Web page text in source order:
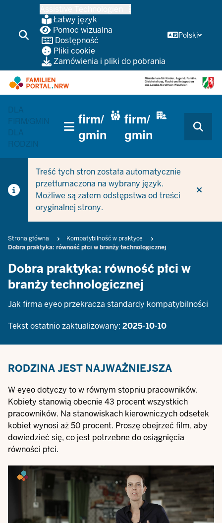
głównej
Łatwy język
Pomoc wizualna
Dostępność
Pliki cookie
Zamówienia i pliki do pobrania
Polski
DLA
FIRM/GMIN
DLA
RODZIN
HAUPTNAVIGATION
(TRÄGERBEREICH)
firm/
gmin
firm/
gmin
Treść tych stron została automatycznie
przetłumaczona na wybrany język.
Możliwe są zatem odstępstwa od treści
oryginalnej strony.
Breadcrumb
Strona główna
Kompatybilność w praktyce
Dobra praktyka: równość płci w branży technologicznej
Dobra praktyka: równość płci w
branży technologicznej
Jak firma eyeo przekracza standardy kompatybilności
Tekst ostatnio zaktualizowany: 2025-10-10
RODZINA JEST NAJWAŻNIEJSZA
W eyeo dotyczy to w równym stopniu pracowników.
Kobiety stanowią obecnie 43 procent wszystkich
pracowników. Na stanowiskach kierowniczych odsetek
kobiet wynosi aż 50 procent. Proszę obejrzeć film, aby
dowiedzieć się, co jest potrzebne do osiągnięcia
równości płci.
Video